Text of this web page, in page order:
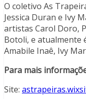
O coletivo As
Jessica Duran e Ivy
artistas Carol Doro,
Botoli, e atualmente
Amabile Inaê, Ivy
Para mais
Site: